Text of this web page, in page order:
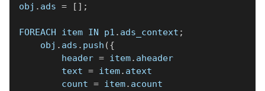
obj . ads = [ ] ;
FOREACH item IN p1 . ads_context ;
    obj
. ads . push ({
        header
= item. aheader
        text
= item. atext
        count
= item. acount